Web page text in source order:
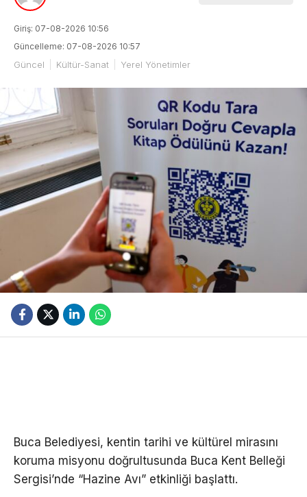
Giriş: 07-08-2026 10:56
Güncelleme: 07-08-2026 10:57
Güncel Kültür-Sanat Yerel Yönetimler
Buca Belediyesi, kentin tarihi ve kültürel mirasını
koruma misyonu doğrultusunda Buca Kent Belleği
Sergisi’nde “Hazine Avı” etkinliği başlattı.